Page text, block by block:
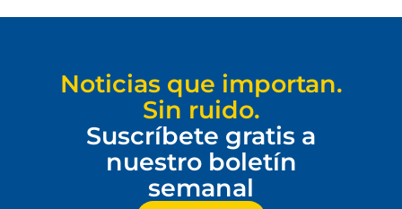
Noticias que importan.
Sin ruido.
Suscríbete gratis a
nuestro boletín
semanal